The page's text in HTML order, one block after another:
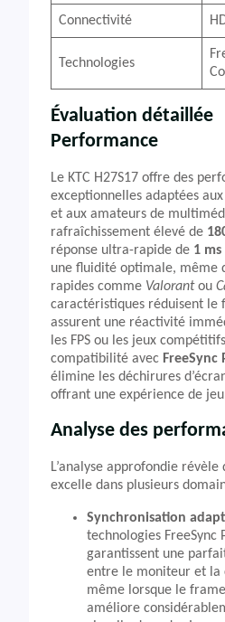
Connectivité
Technologies
Évaluation détaillée
Performance
Le KTC H27S17 offre des
exceptionnelles adaptées
et aux amateurs de
rafraîchissement élevé de
réponse ultra-rapide de 1 ms
une fluidité optimale, même
rapides comme Valorantou
caractéristiques réduisent le
assurent une réactivité
les FPS ou les jeux
compatibilité avec FreeSync
élimine les déchirures
offrant une expérience de
Analyse des
L’analyse approfondie révèle
excelle dans plusieurs
Synchronisation
technologies FreeSync
garantissent une
entre le moniteur et la
même lorsque le
améliore